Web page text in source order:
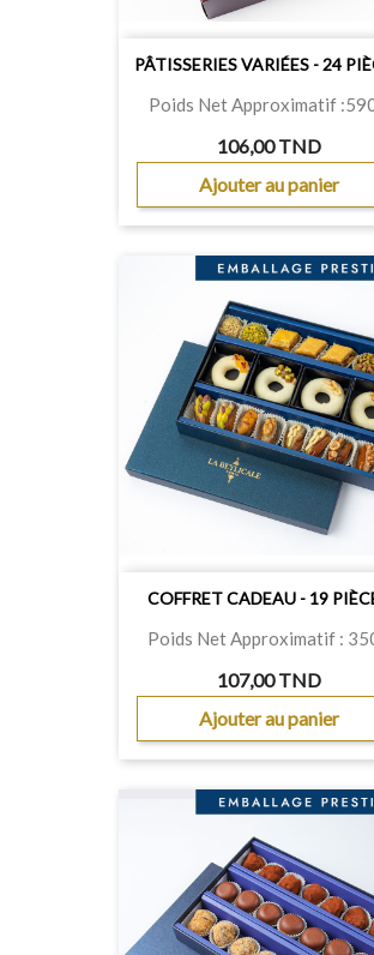
PÂTISSERIES VARIÉES - 24
Poids Net Approximatif
106,00 TND
Ajouter au panier
COFFRET CADEAU - 19
Poids Net Approximatif :
107,00 TND
Ajouter au panier